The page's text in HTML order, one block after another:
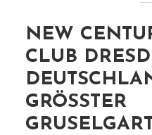
NEW
CLUB
GRÖSSTER G